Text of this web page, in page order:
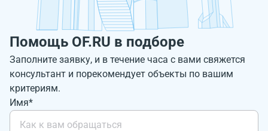
Помощь OF.RU в подборе
Заполните заявку, и в течение часа с вами свяжется
консультант и порекомендует объекты по вашим
критериям.
Имя*